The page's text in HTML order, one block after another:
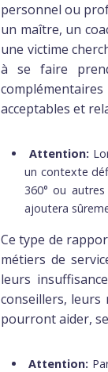
personnel ou
un maître, un
une victime
à se faire
acceptables et
Attention:
un contexte
360° ou
ajoutera
Ce type de
métiers de
leurs
conseillers, leurs
pourront aider,
Attention: